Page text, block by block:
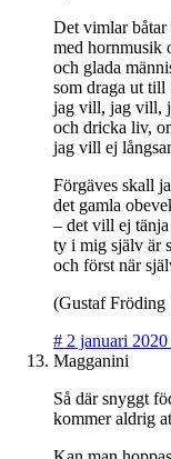
Det vimlar båtar
med hornmusik
och glada
som draga ut till
jag vill, jag vill,
och dricka liv,
jag vill ej
Förgäves skall
det gamla
– det vill ej
ty i mig själv är
och först när
(Gustaf Fröding
# 2 januari
Magganini
Så där snyggt
kommer aldrig